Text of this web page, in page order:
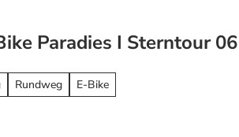
Sankt Andreasberg
Hohegeiß
Nationalpark Harz
Erleben
Alle Erlebnisse
Wandern
Paradies I Sterntour
Rundweg E-Bike